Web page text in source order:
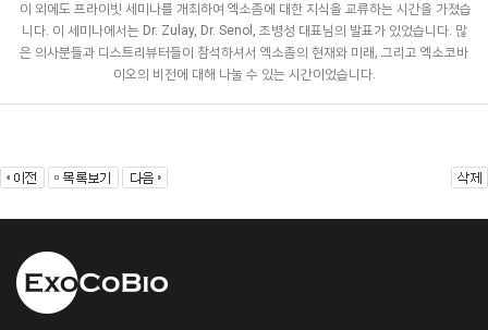
이 외에도 프라이빗 세미나를 개최하여 엑소좀에 대한 지식을 교류하는 시간을 가졌습
니다. 이 세미나에서는 Dr. Zulay, Dr. Senol, 조병성 대표님의 발표가 있었습니다. 많
은 의사분들과 디스트리뷰터들이 참석하셔서 엑소좀의 현재와 미래, 그리고 엑소코바
이오의 비전에 대해 나눌 수 있는 시간이었습니다.